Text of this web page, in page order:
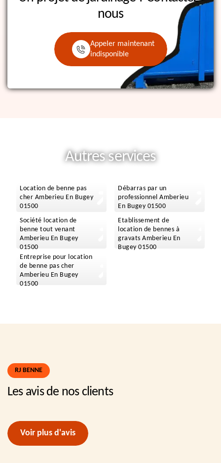
nous
Appeler maintenant
indisponible
Autres services
Location de benne pas
cher Amberieu En Bugey
01500
Débarras par un
professionnel Amberieu
En Bugey 01500
Société location de
benne tout venant
Amberieu En Bugey
01500
Etablissement de
location de bennes à
gravats Amberieu En
Bugey 01500
Entreprise pour location
de benne pas cher
Amberieu En Bugey
01500
RJ BENNE
Les avis de nos clients
Voir plus d'avis